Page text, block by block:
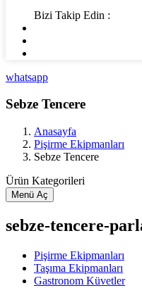
Bizi Takip Edin :
whatsapp
Sebze Tencere
Anasayfa
Pişirme Ekipmanları
Sebze Tencere
Ürün Kategorileri
Menü Aç
sebze-tencere-
Pişirme Ekipmanları
Taşıma Ekipmanları
Gastronom Küvetler